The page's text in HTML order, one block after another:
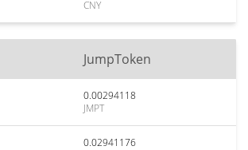
CNY
JumpToken
0.00294118
JMPT
0.02941176